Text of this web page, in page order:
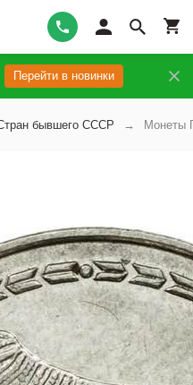
Перейти в новинки
бывшего СССР Монеты